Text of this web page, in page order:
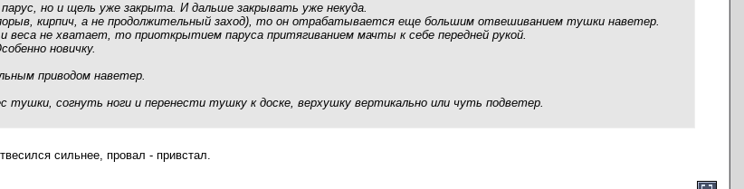
но и щель уже закрыта. И дальше закрывать уже некуда.
кирпич, а не продолжительный заход), то он отрабатывается еще большим отвешиванием тушки наветер.
не хватает, то приоткрытием паруса притягиванием мачты к себе передней рукой.
новичку.
приводом наветер.
согнуть ноги и перенести тушку к доске, верхушку вертикально или чуть подветер.
сильнее, провал - привстал.